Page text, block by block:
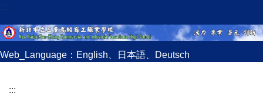
跳
到
主
要
內
區
:::
Web_Language： English 日本語 Deutsch
:::